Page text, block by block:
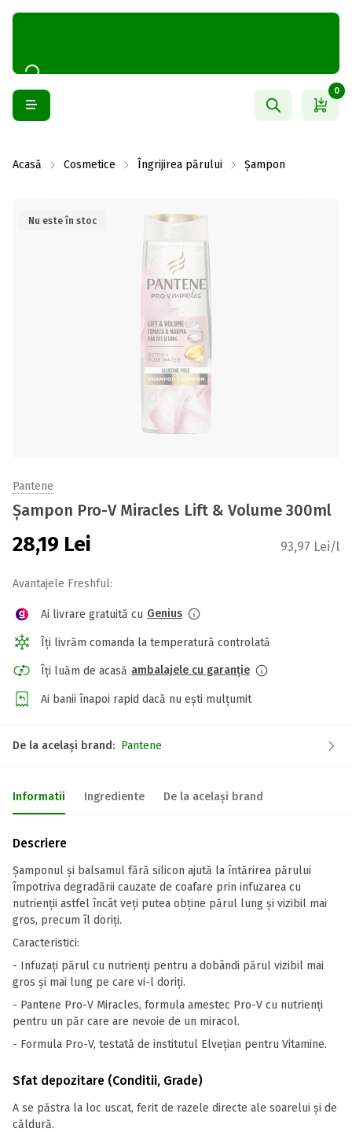
0
Acasă Cosmetice Îngrijirea părului Șampon
Nu este în stoc
Pantene
Șampon Pro-V Miracles Lift & Volume 300ml
28,19 Lei 93,97 Lei/l
Avantajele Freshful:
Ai livrare gratuită cu Genius
Îți livrăm comanda la temperatură controlată
Îți luăm de acasă ambalajele cu garanție
Ai banii înapoi rapid dacă nu ești mulțumit
De la același brand: Pantene
Informatii Ingrediente De la același brand
Descriere
Șamponul și balsamul fără silicon ajută la întărirea părului
împotriva degradării cauzate de coafare prin infuzarea cu
nutrienții astfel încât veți putea obține părul lung și vizibil mai
gros, precum îl doriți.
Caracteristici:
- Infuzați părul cu nutrienți pentru a dobândi părul vizibil mai
gros și mai lung pe care vi-l doriți.
- Pantene Pro-V Miracles, formula amestec Pro-V cu nutrienți
pentru un păr care are nevoie de un miracol.
- Formula Pro-V, testată de institutul Elvețian pentru Vitamine.
Sfat depozitare (Conditii, Grade)
A se păstra la loc uscat, ferit de razele directe ale soarelui și de
căldură.